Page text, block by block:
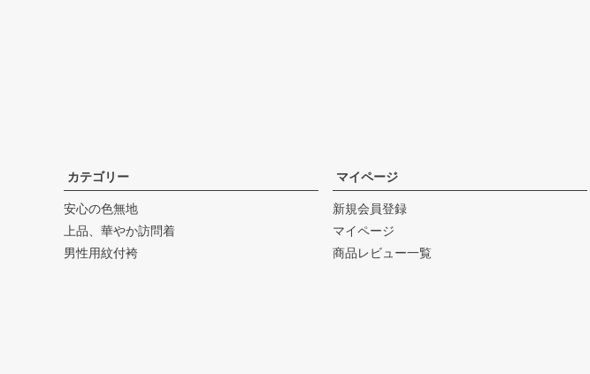
カテゴリー
安心の色無地
上品、華やか訪問着
男性用紋付袴
マイページ
新規会員登録
マイページ
商品レビュー一覧